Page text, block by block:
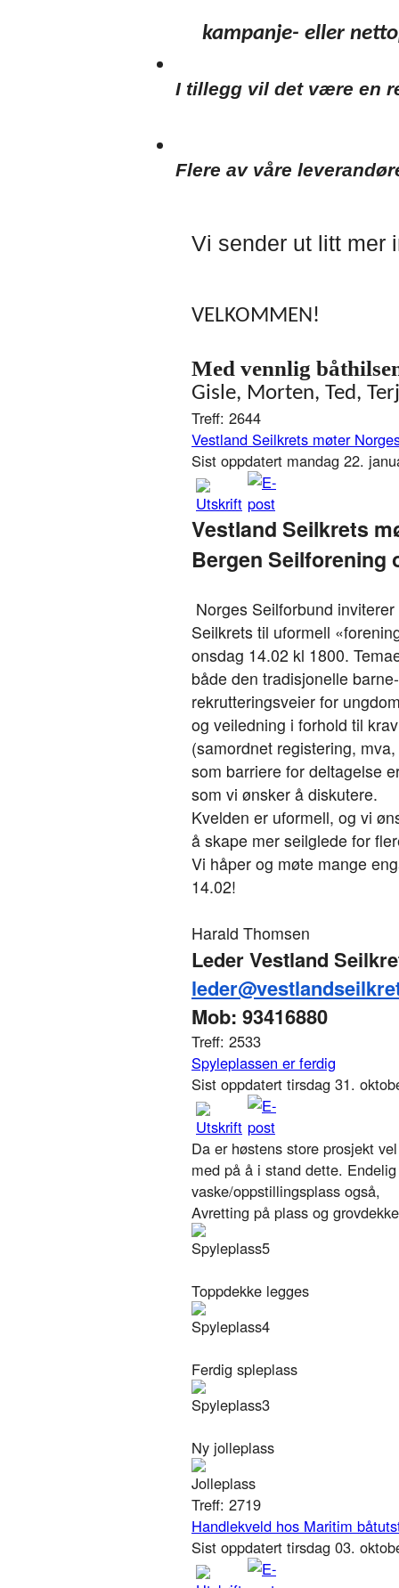
kampanje- eller
I tillegg vil det være en
Flere av våre
Vi sender ut litt mer
VELKOMMEN!
Med vennlig
Gisle, Morten, Ted,
Treff: 2644
Vestland Seilkrets møter
Sist oppdatert mandag 22.
Vestland Seilkrets
Bergen Seilforening
Norges Seilforbund
Seilkrets til uformell
onsdag 14.02 kl 1800.
både den tradisjonelle
rekrutteringsveier for
og veiledning i forhold til
(samordnet registering,
som barriere for deltagelse
som vi ønsker å diskutere.
Kvelden er uformell, og vi
å skape mer seilglede for
Vi håper og møte mange
14.02!
Harald Thomsen
Leder Vestland
Mob: 93416880
Treff: 2533
Spyleplassen er ferdig
Sist oppdatert tirsdag 31.
Da er høstens store prosjekt
med på å i stand dette.
vaske/oppstillingsplass også,
Avretting på plass og
Toppdekke legges
Ferdig spleplass
Ny jolleplass
Treff: 2719
Handlekveld hos Maritim
Sist oppdatert tirsdag 03.